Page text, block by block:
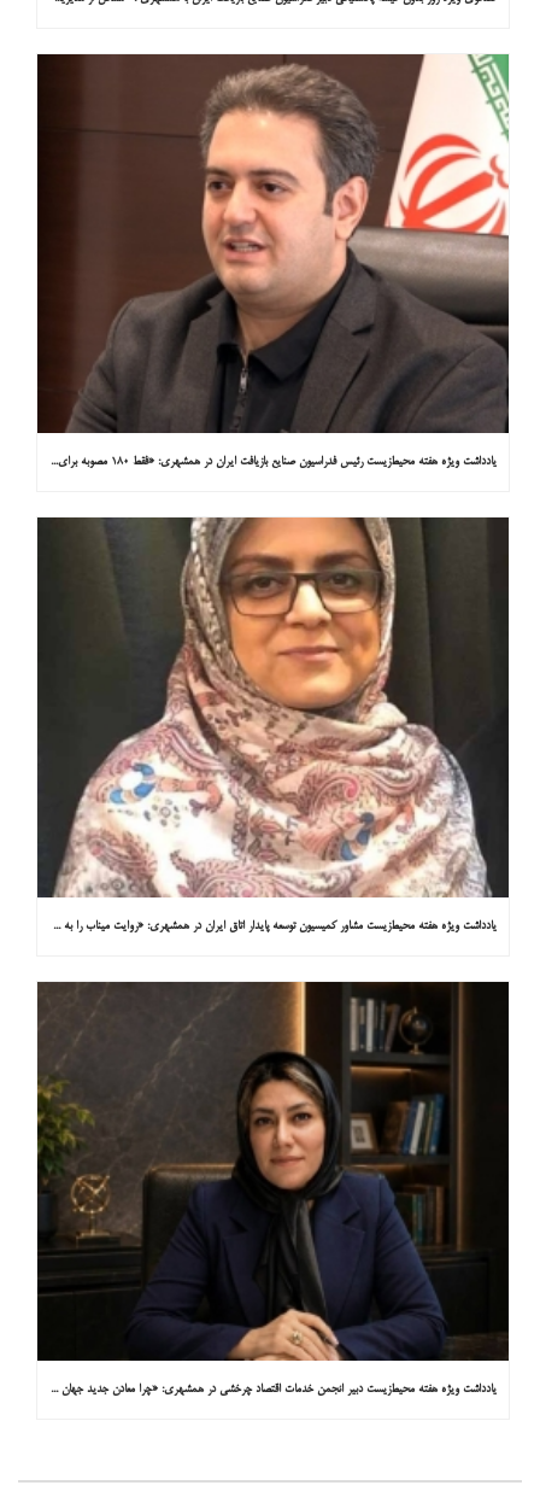
یادداشت ویژه هفته محیط‌زیست رئیس فدراسیون صنایع بازیافت ایران در همشهری: «فقط ۱۸۰ مصوبه برای خارج کردن خودروهای فرسوده از خیابان‌ها»
یادداشت ویژه هفته محیط‌زیست مشاور کمیسیون توسعه پایدار اتاق ایران در همشهری: «روایت میناب را به کاپ ۳۱ ببریم»
یادداشت ویژه هفته محیط‌زیست دبیر انجمن خدمات اقتصاد چرخشی در همشهری: «چرا معادن جدید جهان زیر زمین نیستند؟»